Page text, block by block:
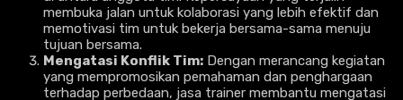
membuka jalan untuk kolaborasi yang lebih efektif dan
memotivasi tim untuk bekerja bersama-sama menuju
tujuan bersama.
Mengatasi Konflik Tim: Dengan merancang kegiatan
yang mempromosikan pemahaman dan penghargaan
terhadap perbedaan, jasa trainer membantu mengatasi